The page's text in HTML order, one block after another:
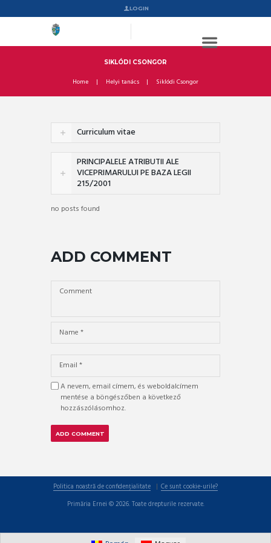
LOGIN
SIKLÓDI CSONGOR
Home Helyi tanács Siklódi Csongor
Curriculum vitae
PRINCIPALELE ATRIBUTII ALE
VICEPRIMARULUI PE BAZA LEGII
215/2001
no posts found
ADD COMMENT
A nevem, email címem, és weboldalcímem
mentése a böngészőben a következő
hozzászólásomhoz.
Politica noastră de confidențialitate
Ce sunt cookie-urile?
Primăria Ernei © 2026. Toate drepturile rezervate.